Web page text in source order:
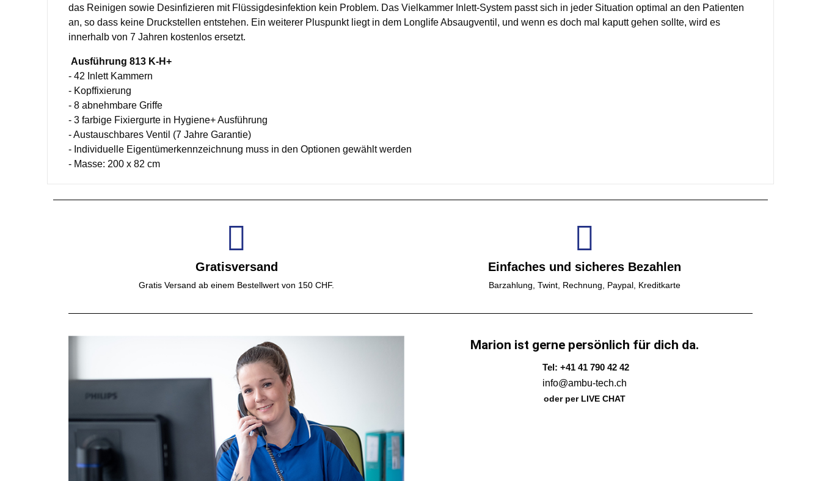
das Reinigen sowie Desinfizieren mit Flüssigdesinfektion kein Problem. Das Vielkammer Inlett-System passt sich in jeder Situation optimal an den Patienten
an, so dass keine Druckstellen entstehen. Ein weiterer Pluspunkt liegt in dem Longlife Absaugventil, und wenn es doch mal kaputt gehen sollte, wird es
innerhalb von 7 Jahren kostenlos ersetzt.
Ausführung 813 K-H+
- 42 Inlett Kammern
- Kopffixierung
- 8 abnehmbare Griffe
- 3 farbige Fixiergurte in Hygiene+ Ausführung
- Austauschbares Ventil (7 Jahre Garantie)
- Individuelle Eigentümerkennzeichnung muss in den Optionen gewählt werden
- Masse: 200 x 82 cm
Gratisversand
Gratis Versand ab einem Bestellwert von 150 CHF.
Einfaches und sicheres Bezahlen
Barzahlung, Twint, Rechnung, Paypal, Kreditkarte
Marion ist gerne persönlich für dich da.
Tel: +41 41 790 42 42
info@ambu-tech.ch
oder per LIVE CHAT